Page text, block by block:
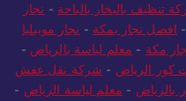
تنظيف بالبخار بالباحة - نجار
- افضل نجار بمكة - نجار موبيليا
مكة - معلم لياسة بالرياض -
كور الرياض - شركة نقل عفش
بالرياض - معلم لياسة الرياض -